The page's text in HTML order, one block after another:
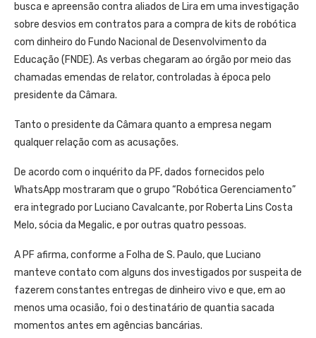
busca e apreensão contra aliados de Lira em uma investigação
sobre desvios em contratos para a compra de kits de robótica
com dinheiro do Fundo Nacional de Desenvolvimento da
Educação (FNDE). As verbas chegaram ao órgão por meio das
chamadas emendas de relator, controladas à época pelo
presidente da Câmara.
Tanto o presidente da Câmara quanto a empresa negam
qualquer relação com as acusações.
De acordo com o inquérito da PF, dados fornecidos pelo
WhatsApp mostraram que o grupo “Robótica Gerenciamento”
era integrado por Luciano Cavalcante, por Roberta Lins Costa
Melo, sócia da Megalic, e por outras quatro pessoas.
A PF afirma, conforme a Folha de S. Paulo, que Luciano
manteve contato com alguns dos investigados por suspeita de
fazerem constantes entregas de dinheiro vivo e que, em ao
menos uma ocasião, foi o destinatário de quantia sacada
momentos antes em agências bancárias.